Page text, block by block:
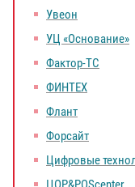
Увеон
УЦ «Основание»
Фактор-ТС
ФИНТЕХ
Флант
Форсайт
Цифровые